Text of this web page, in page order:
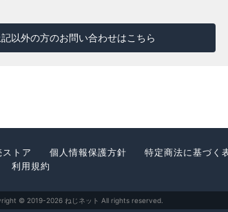
記以外の方のお問い合わせはこちら
ストア 個人情報保護方針
特定商法に基づく
利用規約
© 2019-2026 ねじネット All rights reserved.